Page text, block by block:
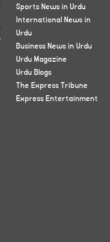
Sports News in Urdu
International News in
Urdu
Business News in Urdu
Urdu Magazine
Urdu Blogs
The Express Tribune
Express Entertainment